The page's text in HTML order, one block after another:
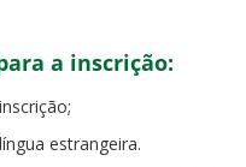
a inscrição:
estrangeira.